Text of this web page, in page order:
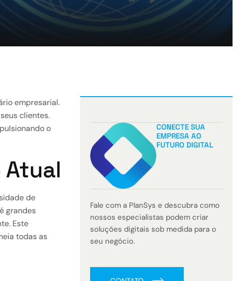
empresarial.
clientes.
o
de
grandes
Este
todas as
CONECTE SUA
EMPRESA AO
FUTURO DIGITAL
Fale com a PlanSys e descubra como
nossos especialistas podem criar
soluções digitais sob medida para o
seu negócio.